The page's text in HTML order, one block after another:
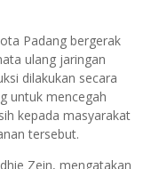
Padang bergerak
ulang jaringan
dilakukan secara
untuk mencegah
kepada masyarakat
tersebut.
Zein, mengatakan